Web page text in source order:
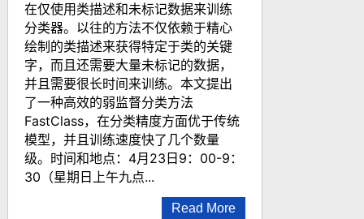
在仅使用类描述和未标记数据来训练
分类器。以往的方法不仅依赖于精心
绘制的类描述来获得特定于类的关键
字，而且还需要大量未标记的数据，
并且需要很长时间来训练。本文提出
了一种高效的弱监督分类方法
FastClass，在分类精度方面优于传统
模型，并且训练速度快了几个数量
级。时间和地点：4月23日9：00-9：
30（星期日上午九点...
Read More